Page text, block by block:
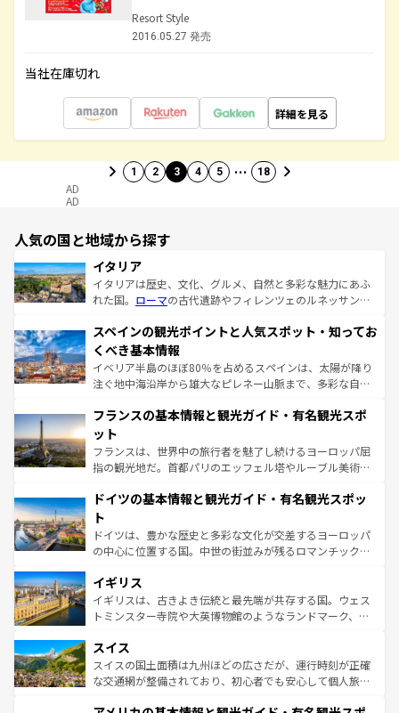
Resort Style
2016.05.27 発売
当社在庫切れ
詳細を見る
1 2 3 4 5 … 18
AD
AD
人気の国と地域から探す
イタリア
イタリアは歴史、文化、グルメ、自然と多彩な魅力にあふ
れた国。 ローマの古代遺跡やフィレンツェのルネッサンス
ろん、トスカーナの美しい田園風景やアマルフィ海岸の絶
景など、自然景観も見逃せない。観光の合間には、本場の
ピザやパスタなど、絶品のイタリア料理を堪能することも
できる。朝目覚めてから夜眠るまで、すべての瞬間を楽し
なお、新着のイタリア情報はコンテンツ一覧を参照してほ
しい。
スペインの観光ポイントと人気スポット・知ってお
くべき基本情報
イベリア半島のほぼ80％を占めるスペインは、太陽が降り
注ぐ地中海沿岸から雄大なピレネー山脈まで、多彩な自然
文化が根付くこの国では、情熱的なフラメンコ、熱気あふ
れる闘牛、そして美味しいタパスが生活の一部となってい
る。首都マドリードの洗練された雰囲気や、バルセロナの
アートに溢れた街角から、地方では古代ローマ遺跡や中世
せる。地方によって風土や気候が異なるスペインはその個
ンテンツ一覧 を参照してほしい。
フランスの基本情報と観光ガイド・有名観光スポ
ット
フランスは、世界中の旅行者を魅了し続けるヨーロッパ屈
指の観光地だ。首都パリのエッフェル塔やルーブル美術館
で、幅広い魅力が詰まっている。華麗な宮殿、歴史的な大
聖堂、美しいビーチ、そして豊かな自然が、訪れる者を心
から魅了する。また、フランスは美食の国としても知ら
れ、フランス料理はユネスコ無形文化遺産にも登録されて
香り高いラベンダー畑など、多彩な楽しみ方が可能だ。さ
らに、パリ以外の地域にも魅力が溢れており、どの街角に
も豊かな歴史と文化が息づいている。パリ以外の個性あふ
を参照してほしい。
ドイツの基本情報と観光ガイド・有名観光スポッ
ト
ドイツは、豊かな歴史と多彩な文化が交差するヨーロッパ
の中心に位置する国。中世の街並みが残るロマンチック街
顔を持つこの国は、どこを歩いても飽きることがない。ベ
ルリンの文化的活気、バイエルン州のアルプスの絶景、そ
してライン川沿いのワイン畑といった風景は必見。ビール
は、お酒好きな人にはぜひ体験してほしい。 なお、新着の
ドイツ情報はコンテンツ一覧を参照してほしい。
イギリス
イギリスは、古きよき伝統と最先端が共存する国。ウェス
トミンスター寺院や大英博物館のようなランドマーク、歴
リアごとに異なる魅力がある。また、優雅なアフタヌーン
ティー、ビール好きにはたまらない英国パブ、サッカー観
戦など、本場だからこそできる体験も豊富。イギリスを旅
スイス
スイスの国土面積は九州ほどの広さだが、運行時刻が正確
な交通網が整備されており、初心者でも安心して個人旅行